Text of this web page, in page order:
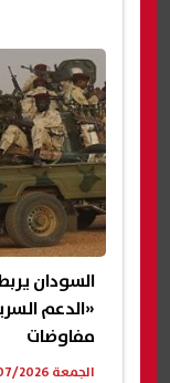
السودان
«الدعم
مفاوضات
الجمعة 10/07/2026 10:59 م